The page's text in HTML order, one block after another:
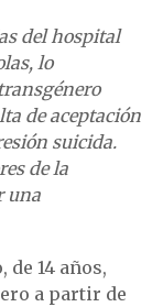
del hospital
lo
de aceptación
suicida.
de la
una
14 años,
a partir de